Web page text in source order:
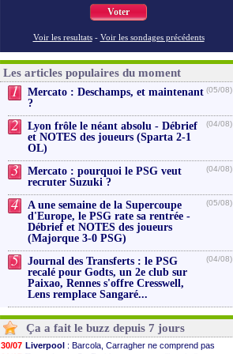
Voter
Voir les resultats - Voir les sondages précédents
Les articles populaires du moment
1
Mercato : Deschamps, et maintenant
?
(05/08)
2
Lyon frôle le néant absolu - Débrief
et NOTES des joueurs (Sparta 2-1
OL)
(04/08)
3
Mercato : pourquoi le PSG veut
recruter Suzuki ?
(04/08)
4
A une semaine de la Supercoupe
d'Europe, le PSG rate sa rentrée -
Débrief et NOTES des joueurs
(Majorque 3-0 PSG)
(05/08)
5
Journal des Transferts : le PSG
recalé pour Godts, un 2e club sur
Paixao, Rennes s'offre Cresswell,
Lens remplace Sangaré...
(04/08)
Ça a fait le buzz depuis 7 jours
30/07 Liverpool : Barcola, Carragher ne comprend pas